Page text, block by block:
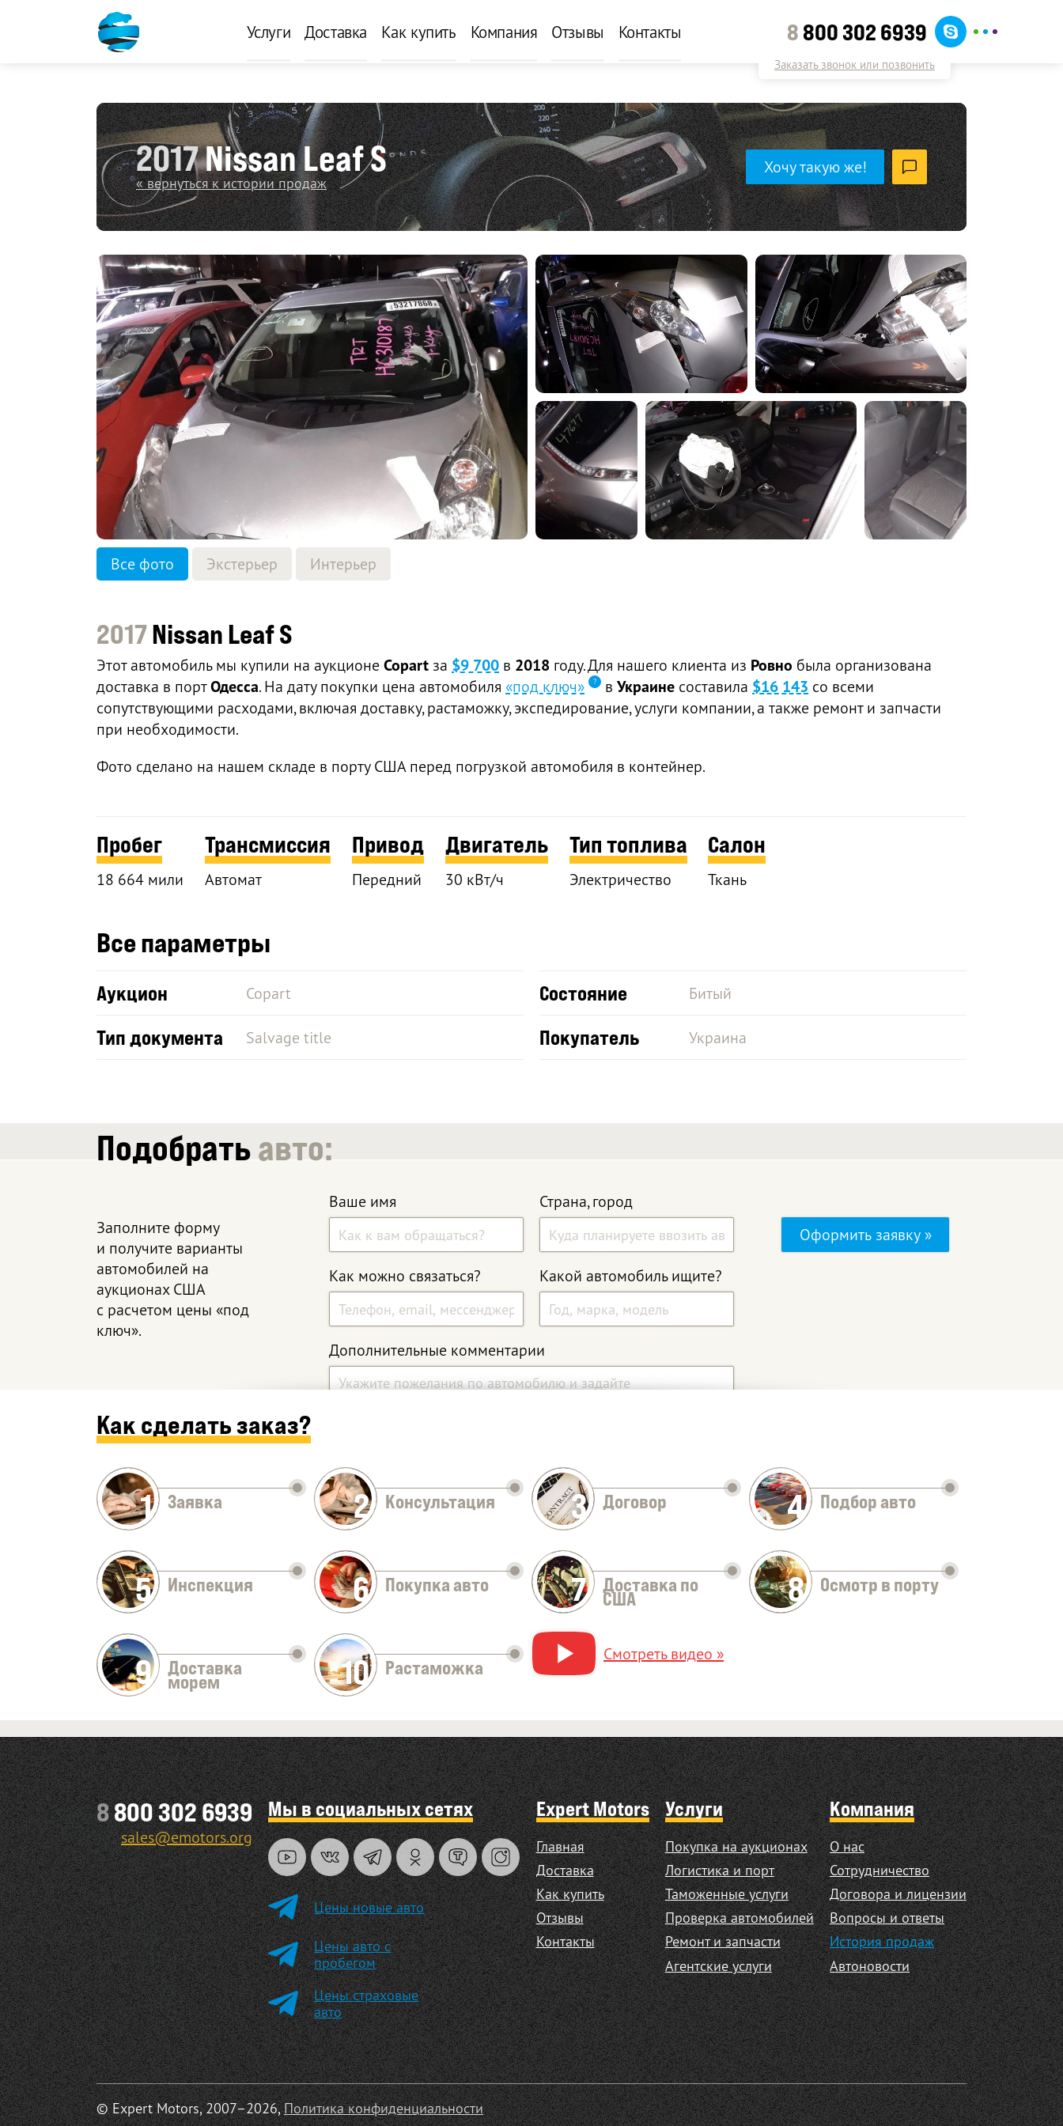
Услуги Доставка Как купить Компания Отзывы Контакты 8 800 302 6939
Заказать звонок или позвонить
2017Nissan Leaf S
« вернуться к истории продаж
Хочу такую же!
Все фото Экстерьер Интерьер
2017Nissan Leaf S
Этот автомобиль мы купили на аукционе Copart за $9 700 в 2018 году. Для нашего клиента из Ровно была организована
доставка в портОдесса. На дату покупки цена автомобиля «под ключ» в Украине составила $16 143 со всеми
сопутствующими расходами, включая доставку, растаможку, экспедирование, услуги компании, а также ремонт и запчасти
при необходимости.
Фото сделано на нашем складе в порту США перед погрузкой автомобиля в контейнер.
Пробег
18 664 мили
Трансмиссия
Автомат
Привод
Передний
Двигатель
30 кВт/ч
Тип топлива
Электричество
Салон
Ткань
Все параметры
Аукцион Copart Состояние Битый
Тип документа Salvage title Покупатель Украина
Подобратьавто:
Заполните форму
и получите варианты
автомобилей на
аукционах США
с расчетом цены «под
ключ».
Ваше имя Страна, город
Как можно связаться? Какой автомобиль ищите?
Дополнительные комментарии
Оставить заявку
Оформить заявку »
Как сделать заказ?
1 Заявка 2 Консультация 3 Договор 4 Подбор авто
5 Инспекция 6 Покупка авто 7 Доставка по
США 8 Осмотр в порту
9 Доставка
морем 10 Растаможка
Смотреть видео »
8800 302 6939
sales@emotors.org
Мы в социальных сетях
Цены новые авто
Цены авто с
пробегом
Цены страховые
авто
Expert Motors
Главная
Доставка
Как купить
Отзывы
Контакты
Услуги
Покупка на аукционах
Логистика и порт
Таможенные услуги
Проверка автомобилей
Ремонт и запчасти
Агентские услуги
Компания
О нас
Сотрудничество
Договора и лицензии
Вопросы и ответы
История продаж
Автоновости
© Expert Motors, 2007–2026,Политика конфиденциальности